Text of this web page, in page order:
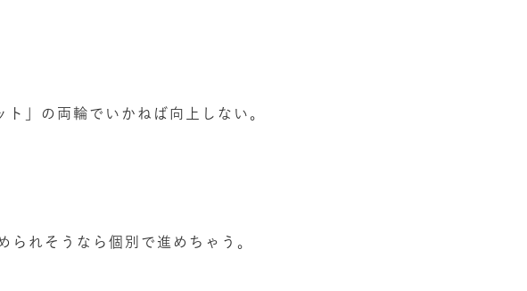
」の両輪でいかねば向上しない。
られそうなら個別で進めちゃう。